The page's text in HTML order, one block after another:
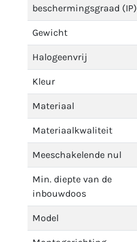
beschermingsgraad (IP)
Gewicht
Halogeenvrij
Kleur
Materiaal
Materiaalkwaliteit
Meeschakelende nul
Min. diepte van de
inbouwdoos
Model